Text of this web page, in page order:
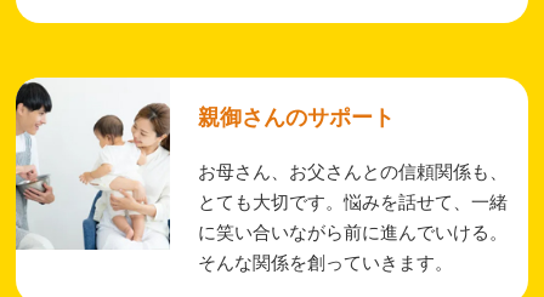
親御さんのサポート
お母さん、お父さんとの信頼関係も、
とても大切です。悩みを話せて、一緒
に笑い合いながら前に進んでいける。
そんな関係を創っていきます。